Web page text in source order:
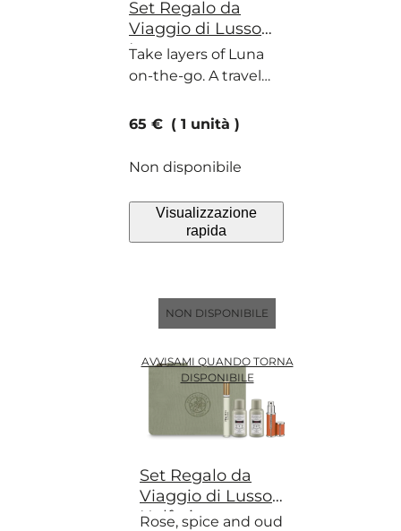
Set Regalo da
Viaggio di Lusso
Luna
Take layers of Luna
on-the-go. A travel
wanderer in your life.
current price
65 € 1 unità
Non disponibile
Visualizzazione
rapida
NON DISPONIBILE
AVVISAMI QUANDO TORNA
DISPONIBILE
Set Regalo da
Viaggio di Lusso
Halfeti
Rose, spice and oud